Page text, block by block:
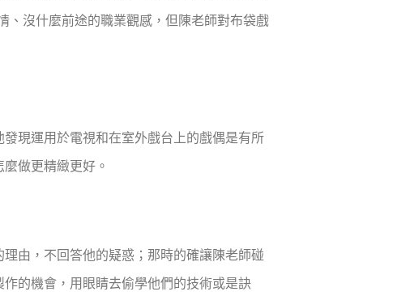
、沒什麼前途的職業觀感，但陳老師對布袋戲
現運用於電視和在室外戲台上的戲偶是有所
做更精緻更好。
由，不回答他的疑惑；那時的確讓陳老師碰
的機會，用眼睛去偷學他們的技術或是訣